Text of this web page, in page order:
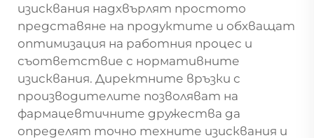
изисквания надхвърлят простото
представяне на продуктите и обхващат
оптимизация на работния процес и
съответствие с нормативните
изисквания. Директните връзки с
производителите позволяват на
фармацевтичните дружества да
определят точно техните изисквания и